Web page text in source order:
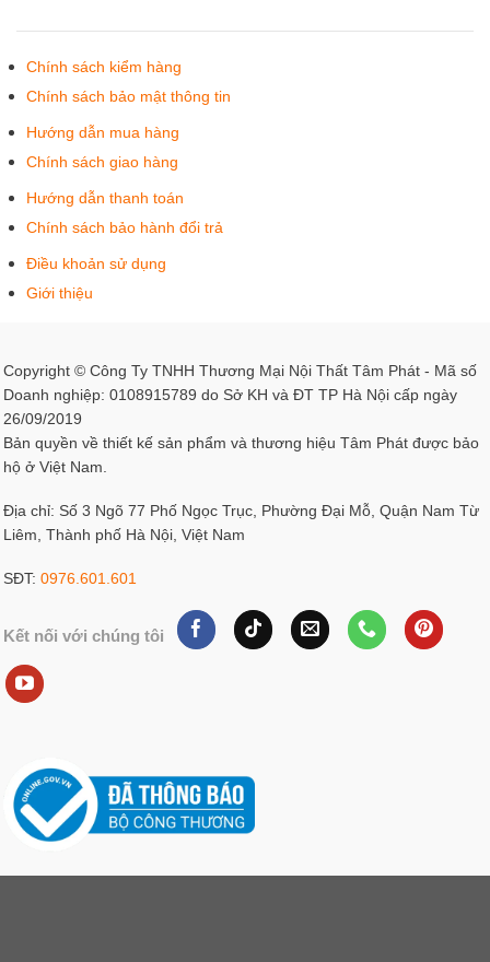
Chính sách kiểm hàng
Chính sách bảo mật thông tin
Hướng dẫn mua hàng
Chính sách giao hàng
Hướng dẫn thanh toán
Chính sách bảo hành đổi trả
Điều khoản sử dụng
Giới thiệu
Copyright © Công Ty TNHH Thương Mại Nội Thất Tâm Phát - Mã số
Doanh nghiệp: 0108915789 do Sở KH và ĐT TP Hà Nội cấp ngày
26/09/2019
Bản quyền về thiết kế sản phẩm và thương hiệu Tâm Phát được bảo
hộ ở Việt Nam.
Địa chỉ: Số 3 Ngõ 77 Phố Ngọc Trục, Phường Đại Mỗ, Quận Nam Từ
Liêm, Thành phố Hà Nội, Việt Nam
SĐT: 0976.601.601
Kết nối với chúng tôi